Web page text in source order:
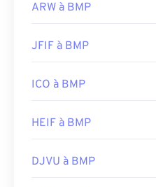
ARW à BMP
JFIF à BMP
ICO à BMP
HEIF à BMP
DJVU à BMP